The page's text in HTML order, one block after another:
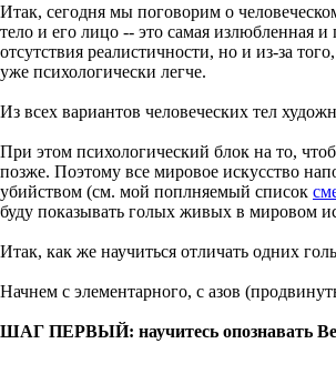
Итак, сегодня мы поговорим о
тело и его лицо -- это самая излюбленная
отсутствия реалистичности, но и из-за
уже психологически легче.
Из всех вариантов человеческих тел
При этом психологический блок на то,
позже. Поэтому все мировое искусство
убийством (см. мой поплняемый список
буду показывать голых живых в мировом
Итак, как же научиться отличать одних
Начнем с элементарного, с азов
ШАГ ПЕРВЫЙ: научитесь опознавать